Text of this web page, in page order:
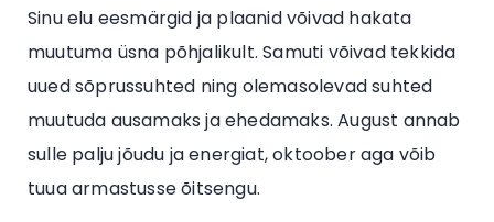
Sinu elu eesmärgid ja plaanid võivad hakata
muutuma üsna põhjalikult. Samuti võivad tekkida
uued sõprussuhted ning olemasolevad suhted
muutuda ausamaks ja ehedamaks. August annab
sulle palju jõudu ja energiat, oktoober aga võib
tuua armastusse õitsengu.